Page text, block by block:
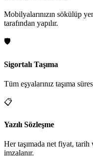
Mobilyalarınızın sökülüp
tarafından yapılır.
🛡️
Sigortalı Taşıma
Tüm eşyalarınız taşıma
📋
Yazılı Sözleşme
Her taşımada net fiyat, tarih
imzalanır.